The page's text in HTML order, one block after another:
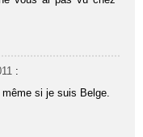
:
si je suis Belge.